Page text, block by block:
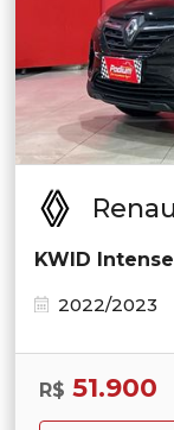
KWID
2022/2023
R$ 51.900